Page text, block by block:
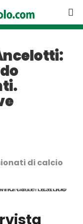
di calcio